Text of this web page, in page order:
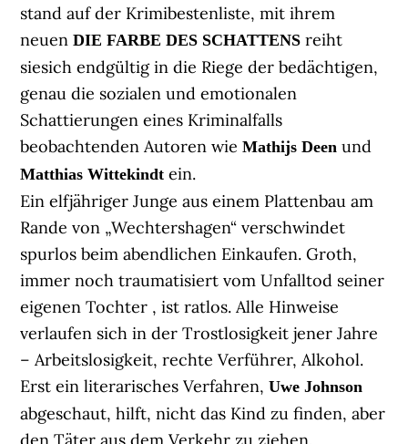
stand auf der Krimibestenliste, mit ihrem
neuenDIE FARBE DES SCHATTENSreiht
siesich endgültig in die Riege der bedächtigen,
genau die sozialen und emotionalen
Schattierungen eines Kriminalfalls
beobachtenden Autoren wieMathijs Deen und
Matthias Wittekindt ein.
Ein elfjähriger Junge aus einem Plattenbau am
Rande von „Wechtershagen“ verschwindet
spurlos beim abendlichen Einkaufen. Groth,
immer noch traumatisiert vom Unfalltod seiner
eigenen Tochter , ist ratlos. Alle Hinweise
verlaufen sich in der Trostlosigkeit jener Jahre
– Arbeitslosigkeit, rechte Verführer, Alkohol.
Erst ein literarisches Verfahren,Uwe Johnson
abgeschaut, hilft, nicht das Kind zu finden, aber